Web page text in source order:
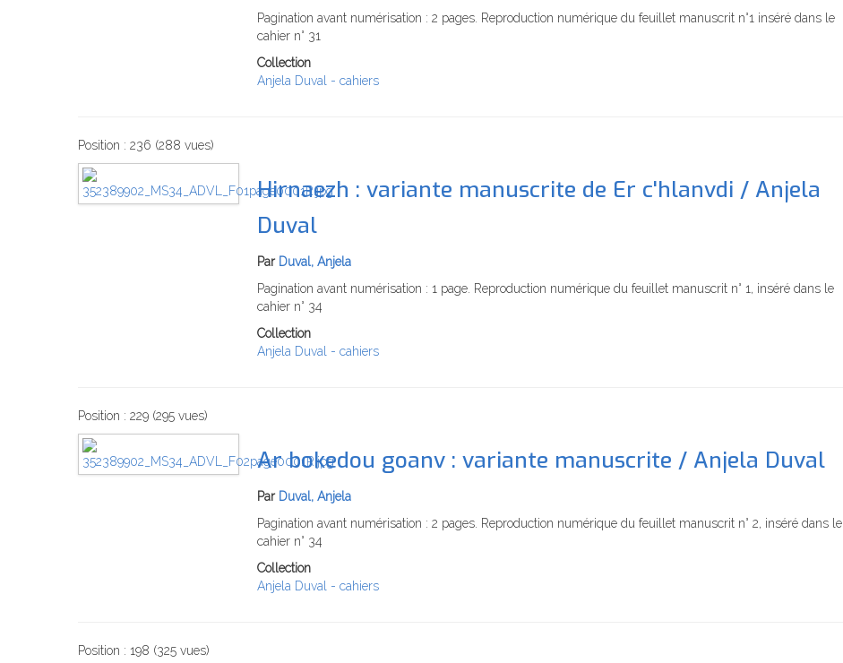
Pagination avant numérisation : 2 pages. Reproduction numérique du feuillet manuscrit n°1 inséré dans le
cahier n° 31
Collection
Anjela Duval - cahiers
Position : 236 (288 vues)
Hirnaezh : variante manuscrite de Er c'hlanvdi / Anjela
Duval
Par Duval, Anjela
Pagination avant numérisation : 1 page. Reproduction numérique du feuillet manuscrit n° 1, inséré dans le
cahier n° 34
Collection
Anjela Duval - cahiers
Position : 229 (295 vues)
Ar bokedou goanv : variante manuscrite / Anjela Duval
Par Duval, Anjela
Pagination avant numérisation : 2 pages. Reproduction numérique du feuillet manuscrit n° 2, inséré dans le
cahier n° 34
Collection
Anjela Duval - cahiers
Position : 198 (325 vues)